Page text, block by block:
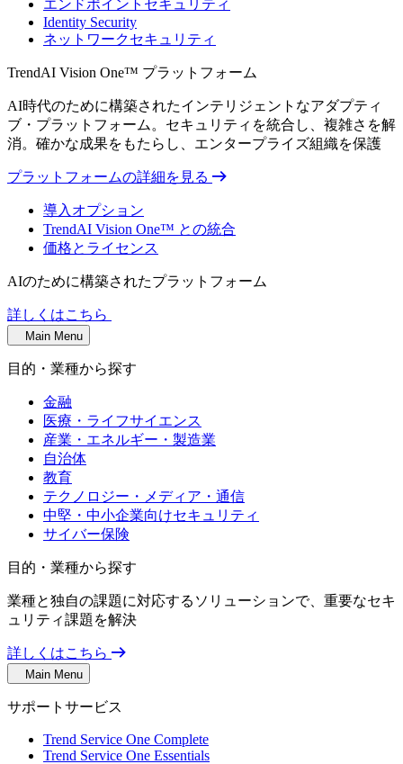
エンドポイントセキュリティ
Identity Security
ネットワークセキュリティ
TrendAI Vision One™ プラットフォーム
AI時代のために構築されたインテリジェントなアダプティ
ブ・プラットフォーム。セキュリティを統合し、複雑さを解
消。確かな成果をもたらし、エンタープライズ組織を保護
プラットフォームの詳細を見る
導入オプション
TrendAI Vision One™ との統合
価格とライセンス
AIのために構築されたプラットフォーム
詳しくはこちら
Main Menu
目的・業種から探す
金融
医療・ライフサイエンス
産業・エネルギー・製造業
自治体
教育
テクノロジー・メディア・通信
中堅・中小企業向けセキュリティ
サイバー保険
目的・業種から探す
業種と独自の課題に対応するソリューションで、重要なセキ
ュリティ課題を解決
詳しくはこちら
Main Menu
サポートサービス
Trend Service One Complete
Trend Service One Essentials